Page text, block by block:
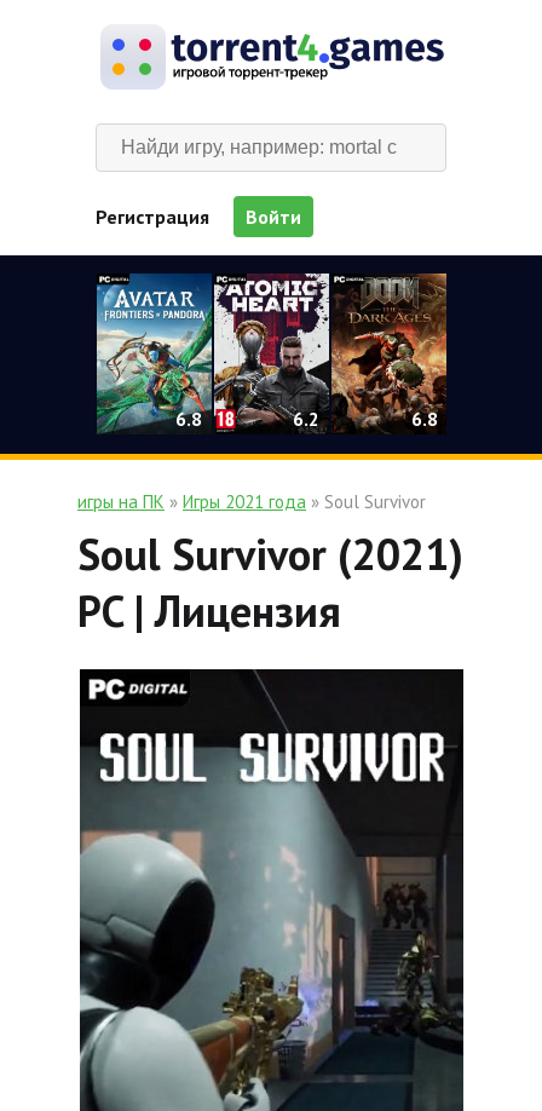
Регистрация Войти
6.8 6.2 6.8
игры на ПК » Игры 2021 года » Soul Survivor
Soul Survivor (2021)
PC | Лицензия